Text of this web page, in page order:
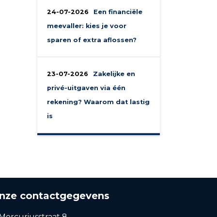
24-07-2026
Een financiële
meevaller: kies je voor
sparen of extra aflossen?
23-07-2026
Zakelijke en
privé-uitgaven via één
rekening? Waarom dat lastig
is
contactgegevens